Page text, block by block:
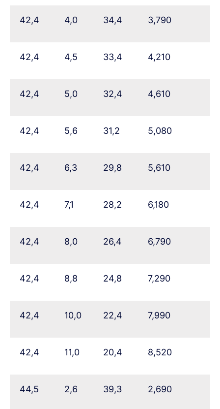
42,4 4,0 34,4 3,790
42,4 4,5 33,4 4,210
42,4 5,0 32,4 4,610
42,4 5,6 31,2 5,080
42,4 6,3 29,8 5,610
42,4 7,1 28,2 6,180
42,4 8,0 26,4 6,790
42,4 8,8 24,8 7,290
42,4 10,0 22,4 7,990
42,4 11,0 20,4 8,520
44,5 2,6 39,3 2,690